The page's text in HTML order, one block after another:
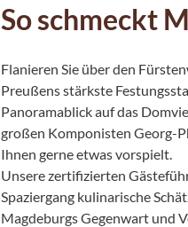
So schmeckt
Flanieren Sie über den
Preußens stärkste
Panoramablick auf das
großen Komponisten Georg-
Ihnen gerne etwas vorspielt.
Unsere zertifizierten
Spaziergang kulinarische
Magdeburgs Gegenwart und